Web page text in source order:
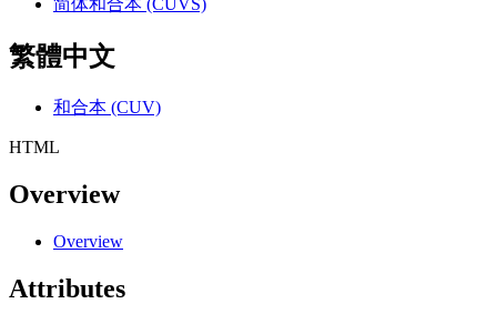
简体和合本 (CUVS)
繁體中文
和合本 (CUV)
HTML
Overview
Overview
Attributes